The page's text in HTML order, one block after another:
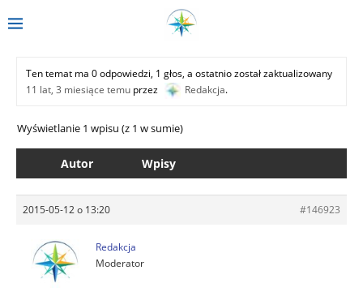
Ten temat ma 0 odpowiedzi, 1 głos, a ostatnio został zaktualizowany
11 lat, 3 miesiące temu przez Redakcja.
Wyświetlanie 1 wpisu (z 1 w sumie)
Autor Wpisy
2015-05-12 o 13:20 #146923
Redakcja
Moderator